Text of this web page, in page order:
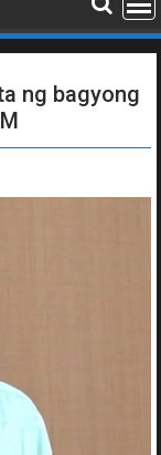
ng bagyong